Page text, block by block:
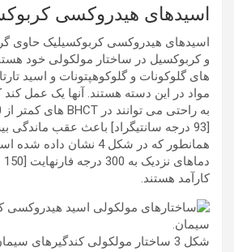
اسیدهای هیدروکسی
اسیدهای هیدروکسی کربوکسیلیک حاوی
های گلوکونات و گلوکوهپتونات و اسید
مواد در این دسته هستند. آنها یک عمل کند
[93 درجه سانتیگراد] باعث عقب ماندگی
همانطور که در شکل 4 نشان
کارآمد هستند.
شکل 3 ساختار مولکولی کندگیرهای